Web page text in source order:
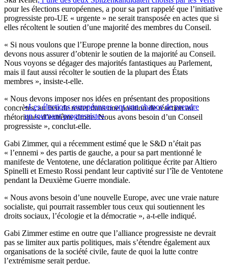
pour les élections européennes, a pour sa part rappelé que l’initiative
progressiste pro-UE « urgente » ne serait transposée en actes que si
elles récoltent le soutien d’une majorité des membres du Conseil.
« Si nous voulons que l’Europe prenne la bonne direction, nous
devons nous assurer d’obtenir le soutien de la majorité au Conseil.
Nous voyons se dégager des majorités fantastiques au Parlement,
mais il faut aussi récolter le soutien de la plupart des États
membres », insiste-t-elle.
«Les élections européennes ont une chance de prendre
un tournant progressiste»
« Nous devons imposer nos idées en présentant des propositions
concrètes, au lieu de rester dans une position de réaction au
rhétoriques d’extrême droite. Nous avons besoin d’un Conseil
progressiste », conclut-elle.
Gabi Zimmer, qui a récemment estimé que le S&D n’était pas
« l’ennemi » des partis de gauche, a pour sa part mentionné le
manifeste de Ventotene, une déclaration politique écrite par Altiero
Spinelli et Ernesto Rossi pendant leur captivité sur l’île de Ventotene
pendant la Deuxième Guerre mondiale.
« Nous avons besoin d’une nouvelle Europe, avec une vraie nature
socialiste, qui pourrait rassembler tous ceux qui soutiennent les
droits sociaux, l’écologie et la démocratie », a-t-elle indiqué.
Gabi Zimmer estime en outre que l’alliance progressiste ne devrait
pas se limiter aux partis politiques, mais s’étendre également aux
organisations de la société civile, faute de quoi la lutte contre
l’extrémisme serait perdue.